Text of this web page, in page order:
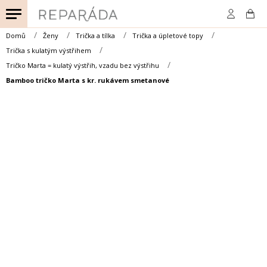
na
obsah
Domů Ženy Trička a tílka
Trička a úpletové topy
Trička s kulatým výstřihem
Tričko Marta = kulatý výstřih, vzadu bez výstřihu
Bamboo tričko Marta s kr. rukávem smetanové